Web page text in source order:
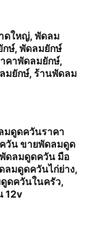
ดใหญ่, พัดลม
กษ์, พัดลมยักษ์
คาพัดลมยักษ์,
มยักษ์, ร้านพัดลม
ดูดควันราคา
วัน ขายพัดลมดูด
ดลมดูดควัน มือ
ลมดูดควันไก่ย่าง,
ดควันในครัว,
12v